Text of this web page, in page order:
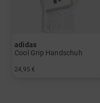
adidas
Cool Grip Handschuh
24,95 €